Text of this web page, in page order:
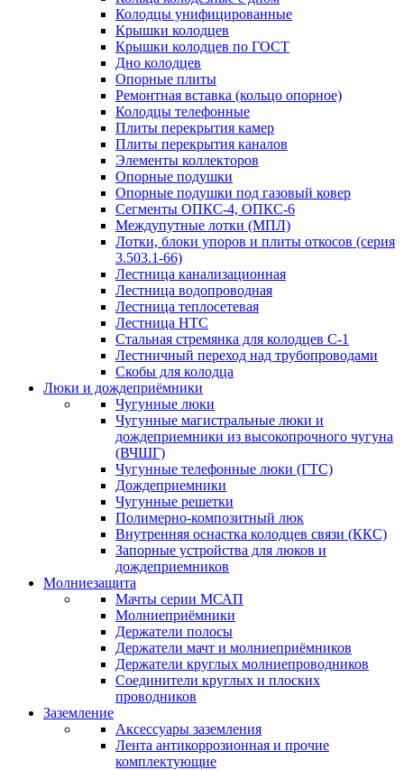
Колодцы унифицированные
Крышки колодцев
Крышки колодцев по ГОСТ
Дно колодцев
Опорные плиты
Ремонтная вставка (кольцо опорное)
Колодцы телефонные
Плиты перекрытия камер
Плиты перекрытия каналов
Элементы коллекторов
Опорные подушки
Опорные подушки под газовый ковер
Сегменты ОПКС-4, ОПКС-6
Междупутные лотки (МПЛ)
Лотки, блоки упоров и плиты откосов (серия
3.503.1-66)
Лестница канализационная
Лестница водопроводная
Лестница теплосетевая
Лестница НТС
Стальная стремянка для колодцев С-1
Лестничный переход над трубопроводами
Скобы для колодца
Люки и дождеприёмники
Чугунные люки
Чугунные магистральные люки и
дождеприемники из высокопрочного чугуна
(ВЧШГ)
Чугунные телефонные люки (ГТС)
Дождеприемники
Чугунные решетки
Полимерно-композитный люк
Внутренняя оснастка колодцев связи (ККС)
Запорные устройства для люков и
дождеприемников
Молниезащита
Мачты серии МСАП
Молниеприёмники
Держатели полосы
Держатели мачт и молниеприёмников
Держатели круглых молниепроводников
Cоединители круглых и плоских
проводников
Заземление
Аксессуары заземления
Лента антикоррозионная и прочие
комплектующие